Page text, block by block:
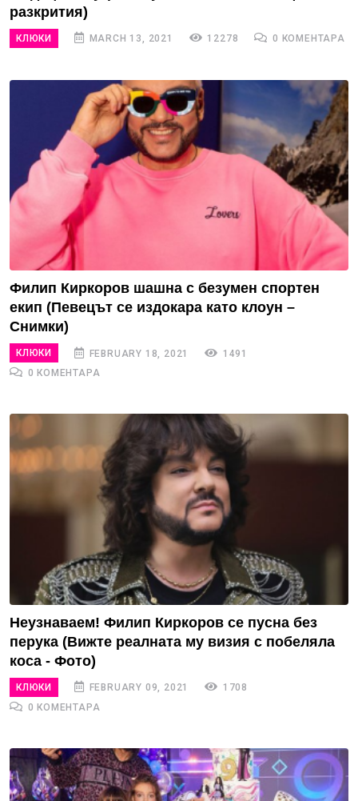
разкрития)
КЛЮКИ MARCH 13, 2021 12278 0 КОМЕНТАРА
Филип Киркоров шашна с безумен спортен
екип (Певецът се издокара като клоун –
Снимки)
КЛЮКИ FEBRUARY 18, 2021
1491
0 КОМЕНТАРА
Неузнаваем! Филип Киркоров се пусна без
перука (Вижте реалната му визия с побеляла
коса - Фото)
КЛЮКИ FEBRUARY 09, 2021
1708
0 КОМЕНТАРА